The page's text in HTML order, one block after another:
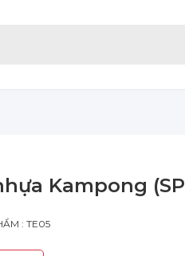
Kampong
: TE05